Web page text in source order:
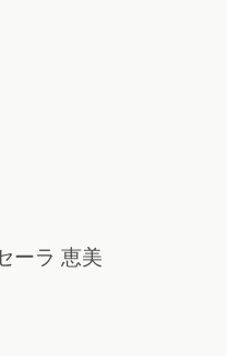
ーラ 恵美